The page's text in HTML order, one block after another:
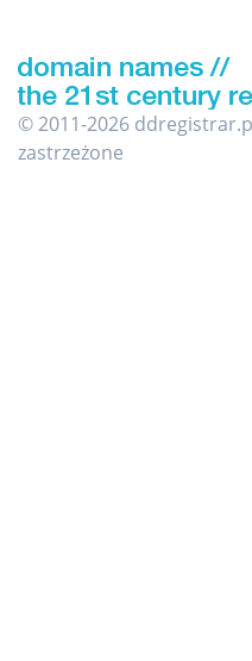
© 2011-2026
zastrzeżone